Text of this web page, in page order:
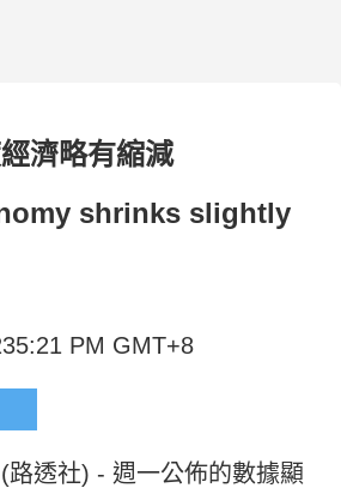
濟略有縮減
shrinks slightly
PM GMT+8
路透社) - 週一公佈的數據顯